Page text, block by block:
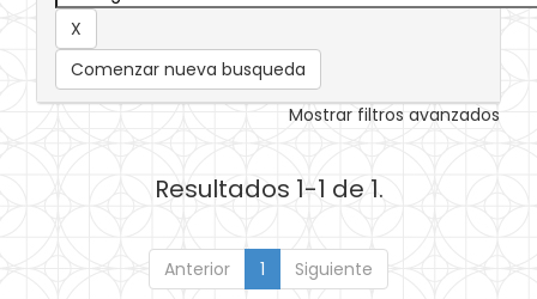
Comenzar nueva busqueda
Mostrar filtros avanzados
Resultados 1-1 de 1.
Anterior 1 Siguiente